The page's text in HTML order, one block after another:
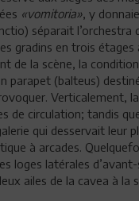
«vomitoria», y
séparait
gradins en trois étages
de la scène, la
parapet (balteus)
Verticalement,
de circulation; tandis
qui desservait leur
à arcades.
loges latérales
ailes de la cavea à